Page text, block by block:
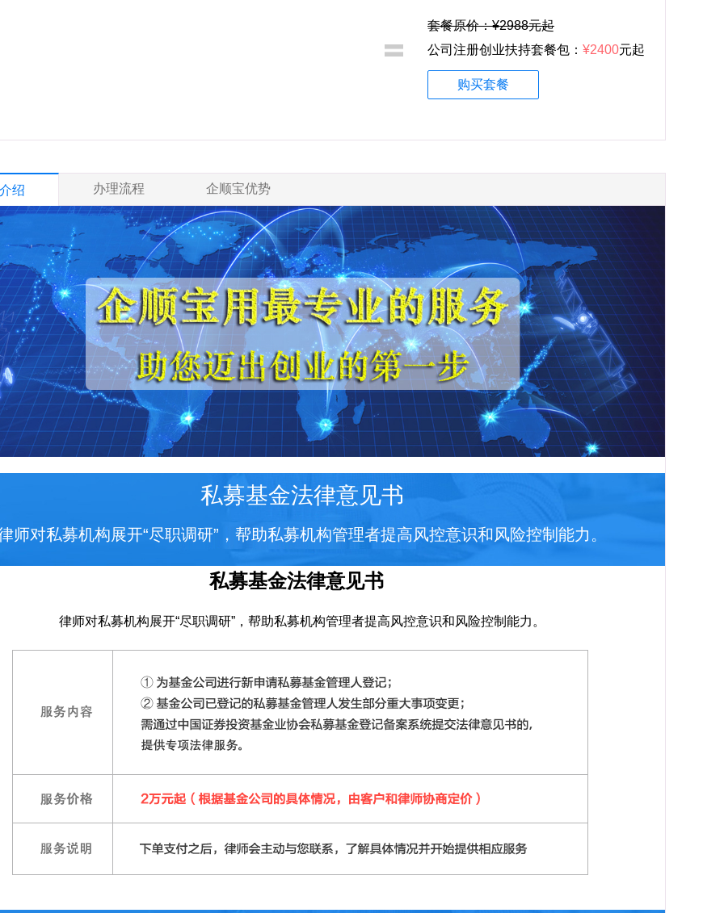
套餐原价：¥2988元起
公司注册创业扶持套餐包： ¥2400元起
购买套餐
绍 办理流程 企顺宝优势
私募基金法律意见书
师对私募机构展开“尽职调研”，帮助私募机构管理者提高风控意识和风险控制能力。
私募基金法律意见书
律师对私募机构展开“尽职调研”，帮助私募机构管理者提高风控意识和风险控制能力。